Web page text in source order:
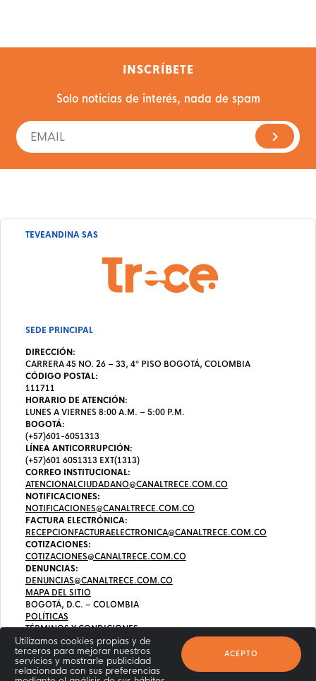
Utilizamos cookies propias y de
terceros para mejorar nuestros
servicios y mostrarle publicidad
relacionada con sus preferencias
ACEPTO
INSCRÍBETE
Solo noticias de interés, nada de spam
TEVEANDINA SAS
SEDE PRINCIPAL
DIRECCIÓN:
CARRERA 45 NO. 26 – 33, 4º PISO BOGOTÁ, COLOMBIA
CÓDIGO POSTAL:
111711
HORARIO DE ATENCIÓN:
LUNES A VIERNES 8:00 A.M. – 5:00 P.M.
BOGOTÁ:
(+57)601-6051313
LÍNEA ANTICORRUPCIÓN:
(+57)601 6051313 EXT(1313)
CORREO INSTITUCIONAL:
ATENCIONALCIUDADANO@CANALTRECE.COM.CO
NOTIFICACIONES:
NOTIFICACIONES@CANALTRECE.COM.CO
FACTURA ELECTRÓNICA:
RECEPCIONFACTURAELECTRONICA@CANALTRECE.COM.CO
COTIZACIONES:
COTIZACIONES@CANALTRECE.COM.CO
DENUNCIAS:
DENUNCIAS@CANALTRECE.COM.CO
MAPA DEL SITIO
BOGOTÁ, D.C. – COLOMBIA
POLÍTICAS
TÉRMINOS Y CONDICIONES